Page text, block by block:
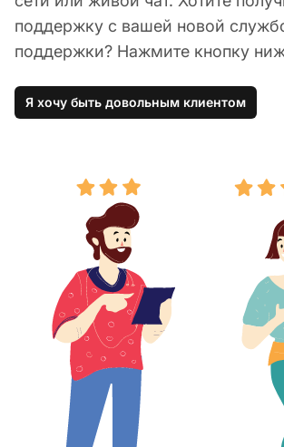
поддержку с вашей новой
поддержки? Нажмите кнопку
Я хочу быть довольным клиентом